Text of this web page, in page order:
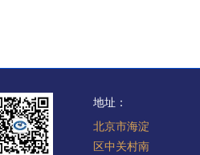
地址：
北京市海淀
区中关村南